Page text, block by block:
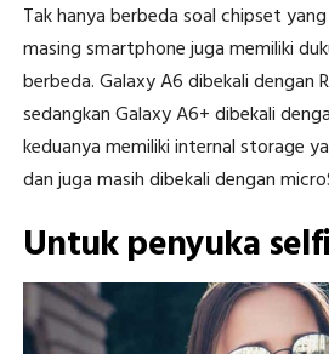
Tak hanya berbeda soal chipset
masing smartphone juga memiliki
berbeda. Galaxy A6 dibekali dengan
sedangkan Galaxy A6+ dibekali
keduanya memiliki internal storage
dan juga masih dibekali dengan
Untuk penyuka